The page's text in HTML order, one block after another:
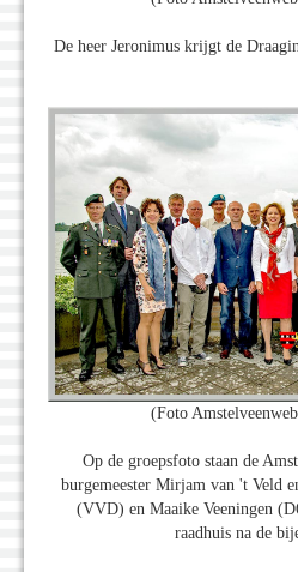
De heer Jeronimus krijgt de
(Foto
Op de groepsfoto staan de
burgemeester Mirjam van 't Veld
(VVD) en Maaike Veeningen
raadhuis na de